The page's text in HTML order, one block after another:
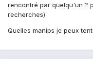
rencontré par quelqu'un ?
recherches)
Quelles manips je peux